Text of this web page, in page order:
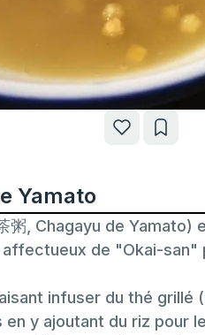
Yamato
粥, Chagayu de
de "Okai-san"
infuser du thé grillé
y ajoutant du riz pour